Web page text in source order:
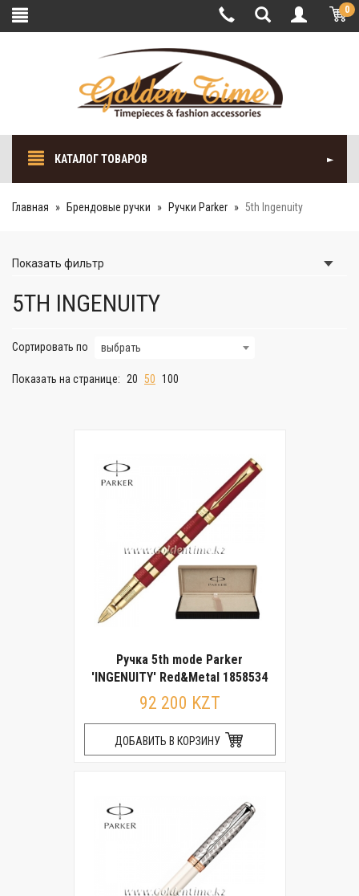
0
КАТАЛОГ ТОВАРОВ
Главная Брендовые ручки Ручки Parker 5th Ingenuity
Показать фильтр
5TH INGENUITY
Сортировать по выбрать
Показать на странице: 20 50 100
Ручка 5th mode Parker
'INGENUITY' Red&Metal 1858534
92 200 KZT
ДОБАВИТЬ В КОРЗИНУ